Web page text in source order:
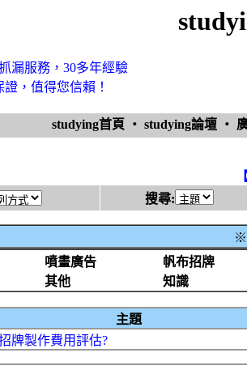
漏服務，30多年經驗
證，值得您信賴！
studying首頁 ‧ studying論壇 ‧
搜尋:
※
噴畫廣告
帆布招牌
其他 知識
主題
牌製作費用評估?